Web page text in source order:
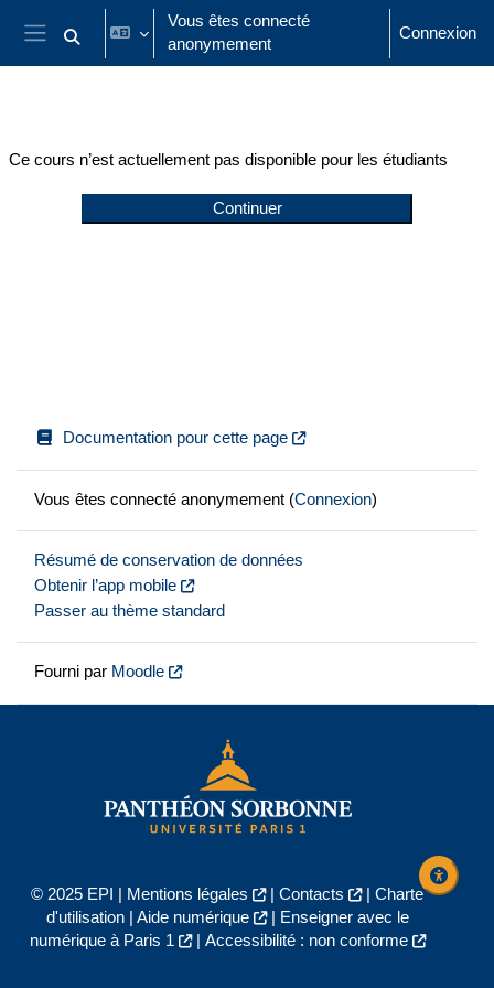
Passer au contenu principal
Panneau latéral
Activer/désactiver la saisie de recherche
Vous êtes connecté
anonymement
Connexion
Ce cours n’est actuellement pas disponible pour les étudiants
Continuer
Documentation pour cette page
Vous êtes connecté anonymement (Connexion)
Résumé de conservation de données
Obtenir l’app mobile
Passer au thème standard
Fourni par Moodle
© 2025 EPI | Mentions légales | Contacts | Charte
d'utilisation| Aide numérique |
Enseigner avec le
numérique à Paris 1
| Accessibilité : non conforme